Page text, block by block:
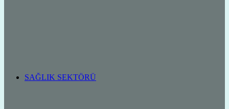
SAĞLIK SEKTÖRÜ